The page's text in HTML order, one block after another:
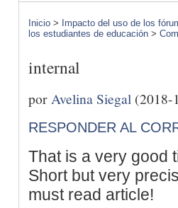
Inicio > Impacto del uso de los
los estudiantes de educación >
internal
por Avelina Siegal (2018-
RESPONDER AL
That is a very good
Short but very
must read article!